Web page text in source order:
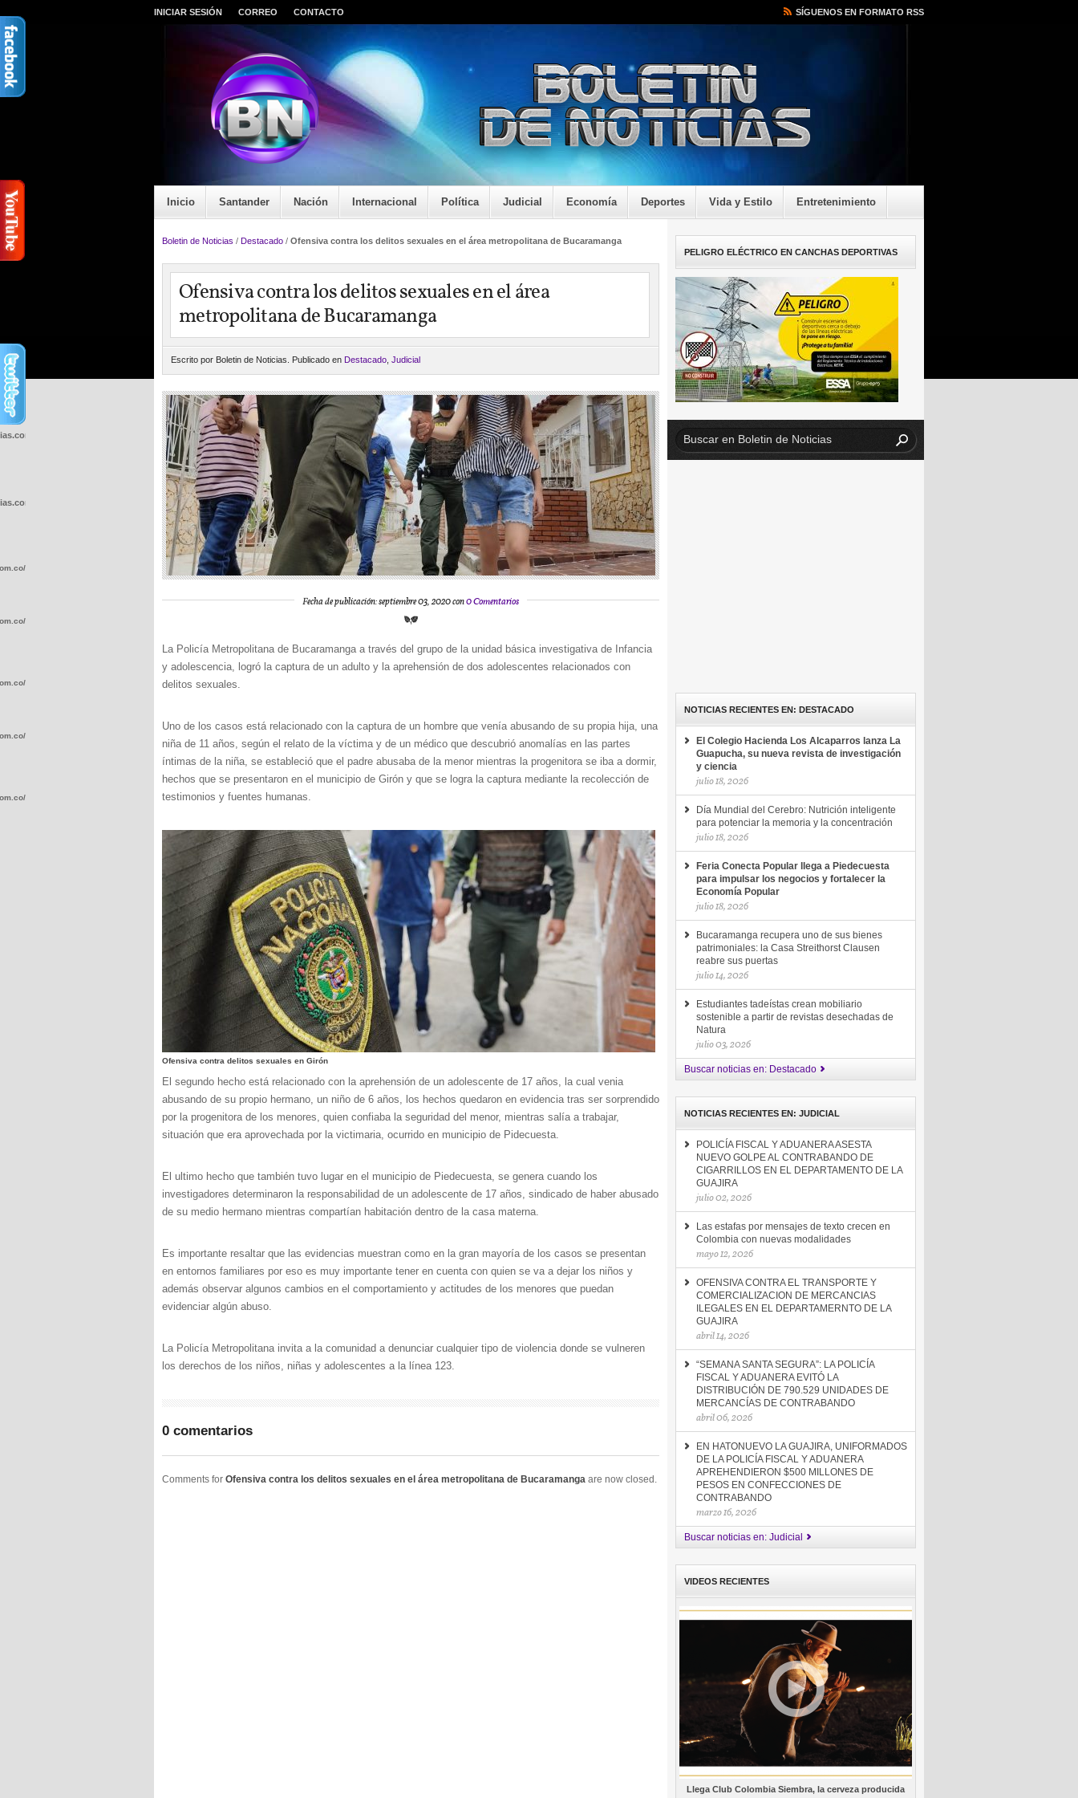
INICIAR SESIÓN CORREO CONTACTO SÍGUENOS EN FORMATO RSS
Inicio Santander Nación Internacional Política Judicial Economía Deportes Vida y Estilo Entretenimiento
Boletin de Noticias / Destacado / Ofensiva contra los delitos sexuales en el área metropolitana de Bucaramanga
Ofensiva contra los delitos sexuales en el área
metropolitana de Bucaramanga
Escrito por Boletin de Noticias. Publicado en Destacado Judicial
Fecha de publicación: septiembre 03, 2020 con0 Comentarios
La Policía Metropolitana de Bucaramanga a través del grupo de la unidad básica investigativa de Infancia
y adolescencia, logró la captura de un adulto y la aprehensión de dos adolescentes relacionados con
delitos sexuales.
Uno de los casos está relacionado con la captura de un hombre que venía abusando de su propia hija, una
niña de 11 años, según el relato de la víctima y de un médico que descubrió anomalías en las partes
íntimas de la niña, se estableció que el padre abusaba de la menor mientras la progenitora se iba a dormir,
hechos que se presentaron en el municipio de Girón y que se logra la captura mediante la recolección de
testimonios y fuentes humanas.
Ofensiva contra delitos sexuales en Girón
El segundo hecho está relacionado con la aprehensión de un adolescente de 17 años, la cual venia
abusando de su propio hermano, un niño de 6 años, los hechos quedaron en evidencia tras ser sorprendido
por la progenitora de los menores, quien confiaba la seguridad del menor, mientras salía a trabajar,
situación que era aprovechada por la victimaria, ocurrido en municipio de Pidecuesta.
El ultimo hecho que también tuvo lugar en el municipio de Piedecuesta, se genera cuando los
investigadores determinaron la responsabilidad de un adolescente de 17 años, sindicado de haber abusado
de su medio hermano mientras compartían habitación dentro de la casa materna.
Es importante resaltar que las evidencias muestran como en la gran mayoría de los casos se presentan
en entornos familiares por eso es muy importante tener en cuenta con quien se va a dejar los niños y
además observar algunos cambios en el comportamiento y actitudes de los menores que puedan
evidenciar algún abuso.
La Policía Metropolitana invita a la comunidad a denunciar cualquier tipo de violencia donde se vulneren
los derechos de los niños, niñas y adolescentes a la línea 123.
0 comentarios
Comments for Ofensiva contra los delitos sexuales en el área metropolitana de Bucaramanga are now closed.
PELIGRO ELÉCTRICO EN CANCHAS DEPORTIVAS
NOTICIAS RECIENTES EN: DESTACADO
El Colegio Hacienda Los Alcaparros lanza La
Guapucha, su nueva revista de investigación
y ciencia
julio 18, 2026
Día Mundial del Cerebro: Nutrición inteligente
para potenciar la memoria y la concentración
julio 18, 2026
Feria Conecta Popular llega a Piedecuesta
para impulsar los negocios y fortalecer la
Economía Popular
julio 18, 2026
Bucaramanga recupera uno de sus bienes
patrimoniales: la Casa Streithorst Clausen
reabre sus puertas
julio 14, 2026
Estudiantes tadeístas crean mobiliario
sostenible a partir de revistas desechadas de
Natura
julio 03, 2026
Buscar noticias en: Destacado
NOTICIAS RECIENTES EN: JUDICIAL
POLICÍA FISCAL Y ADUANERA ASESTA
NUEVO GOLPE AL CONTRABANDO DE
CIGARRILLOS EN EL DEPARTAMENTO DE LA
GUAJIRA
julio 02, 2026
Las estafas por mensajes de texto crecen en
Colombia con nuevas modalidades
mayo 12, 2026
OFENSIVA CONTRA EL TRANSPORTE Y
COMERCIALIZACION DE MERCANCIAS
ILEGALES EN EL DEPARTAMERNTO DE LA
GUAJIRA
abril 14, 2026
“SEMANA SANTA SEGURA”: LA POLICÍA
FISCAL Y ADUANERA EVITÓ LA
DISTRIBUCIÓN DE 790.529 UNIDADES DE
MERCANCÍAS DE CONTRABANDO
abril 06, 2026
EN HATONUEVO LA GUAJIRA, UNIFORMADOS
DE LA POLICÍA FISCAL Y ADUANERA
APREHENDIERON $500 MILLONES DE
PESOS EN CONFECCIONES DE
CONTRABANDO
marzo 16, 2026
Buscar noticias en: Judicial
VIDEOS RECIENTES
Llega Club Colombia Siembra, la cerveza producida
wp-
wp-
wp-
wp-
wp-
wp-
wp-